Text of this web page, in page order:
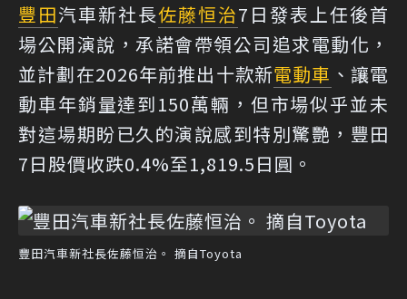
豐田汽車新社長佐藤恒治7日發表上任後首
場公開演說，承諾會帶領公司追求電動化，
並計劃在2026年前推出十款新電動車 、讓電
動車年銷量達到150萬輛，但市場似乎並未
對這場期盼已久的演說感到特別驚艷，豐田
7日股價收跌0.4%至1,819.5日圓。
豐田汽車新社長佐藤恒治。 摘自Toyota